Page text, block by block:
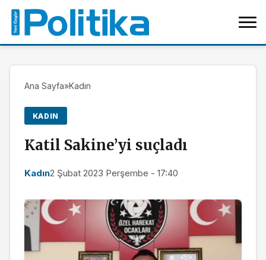
Ana Sayfa»Kadın
KADIN
Katil Sakine’yi suçladı
Kadın2 Şubat 2023 Perşembe - 17:40